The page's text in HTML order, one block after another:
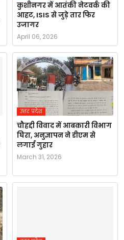
कुशीनगर में आतंकी नेटवर्क की
आहट, ISIS से जुड़े तार फिर
उजागर
April 06, 2026
उत्तर प्रदेश
चौहद्दी विवाद में आबकारी विभाग
घिरा, अनुज्ञापन ने डीएम से
लगाई गुहार
March 31, 2026